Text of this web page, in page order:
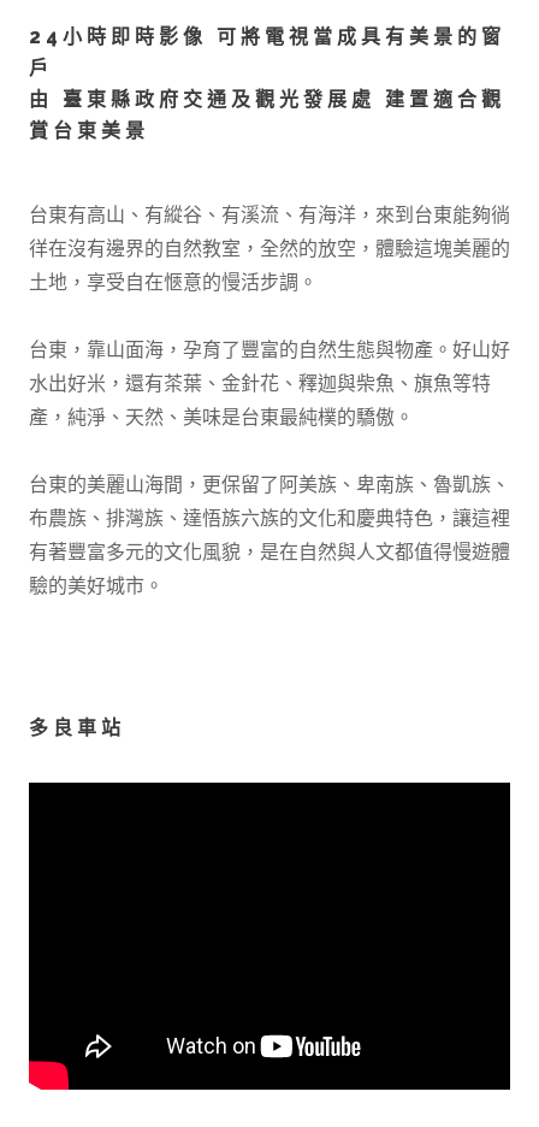
24小時即時影像 可將電視當成具有美景的窗
戶
由 臺東縣政府交通及觀光發展處 建置適合觀
賞台東美景
台東有高山、有縱谷、有溪流、有海洋，來到台東能夠徜
徉在沒有邊界的自然教室，全然的放空，體驗這塊美麗的
土地，享受自在愜意的慢活步調。
台東，靠山面海，孕育了豐富的自然生態與物產。好山好
水出好米，還有茶葉、金針花、釋迦與柴魚、旗魚等特
產，純淨、天然、美味是台東最純樸的驕傲。
台東的美麗山海間，更保留了阿美族、卑南族、魯凱族、
布農族、排灣族、達悟族六族的文化和慶典特色，讓這裡
有著豐富多元的文化風貌，是在自然與人文都值得慢遊體
驗的美好城市。
多良車站